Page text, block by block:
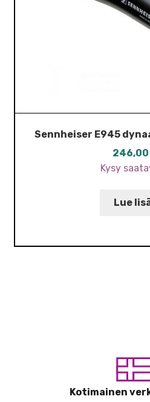
Sennheiser E945
246,00
Kysy
Lue
Kotimainen